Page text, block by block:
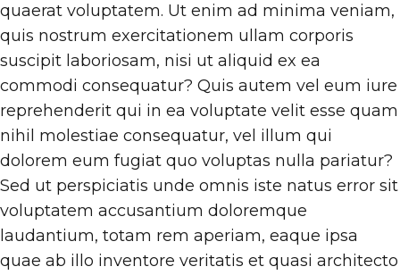
quaerat voluptatem. Ut enim ad minima veniam,
quis nostrum exercitationem ullam corporis
suscipit laboriosam, nisi ut aliquid ex ea
commodi consequatur? Quis autem vel eum iure
reprehenderit qui in ea voluptate velit esse quam
nihil molestiae consequatur, vel illum qui
dolorem eum fugiat quo voluptas nulla pariatur?
Sed ut perspiciatis unde omnis iste natus error sit
voluptatem accusantium doloremque
laudantium, totam rem aperiam, eaque ipsa
quae ab illo inventore veritatis et quasi architecto